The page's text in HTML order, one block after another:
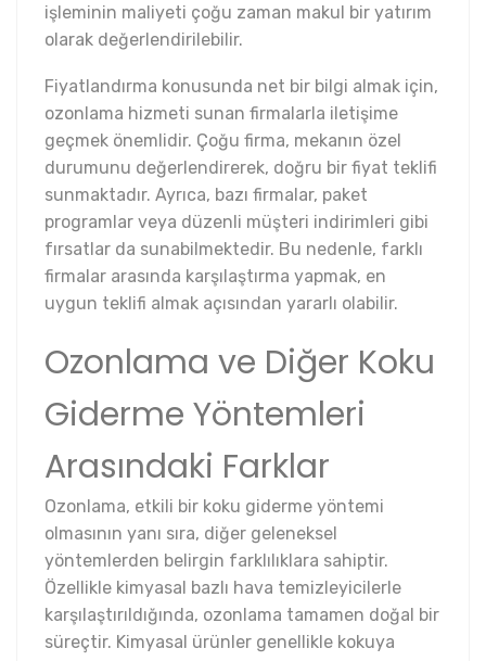
işleminin maliyeti çoğu zaman makul bir yatırım
olarak değerlendirilebilir.
Fiyatlandırma konusunda net bir bilgi almak için,
ozonlama hizmeti sunan firmalarla iletişime
geçmek önemlidir. Çoğu firma, mekanın özel
durumunu değerlendirerek, doğru bir fiyat teklifi
sunmaktadır. Ayrıca, bazı firmalar, paket
programlar veya düzenli müşteri indirimleri gibi
fırsatlar da sunabilmektedir. Bu nedenle, farklı
firmalar arasında karşılaştırma yapmak, en
uygun teklifi almak açısından yararlı olabilir.
Ozonlama ve Diğer Koku
Giderme Yöntemleri
Arasındaki Farklar
Ozonlama, etkili bir koku giderme yöntemi
olmasının yanı sıra, diğer geleneksel
yöntemlerden belirgin farklılıklara sahiptir.
Özellikle kimyasal bazlı hava temizleyicilerle
karşılaştırıldığında, ozonlama tamamen doğal bir
süreçtir. Kimyasal ürünler genellikle kokuya